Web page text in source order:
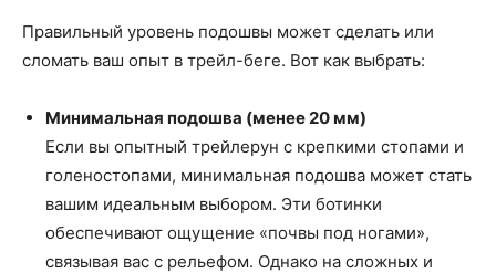
Правильный уровень подошвы может сделать или
сломать ваш опыт в трейл-беге. Вот как выбрать:
Минимальная подошва (менее 20 мм)
Если вы опытный трейлерун с крепкими стопами и
голеностопами, минимальная подошва может стать
вашим идеальным выбором. Эти ботинки
обеспечивают ощущение «почвы под ногами»,
связывая вас с рельефом. Однако на сложных и